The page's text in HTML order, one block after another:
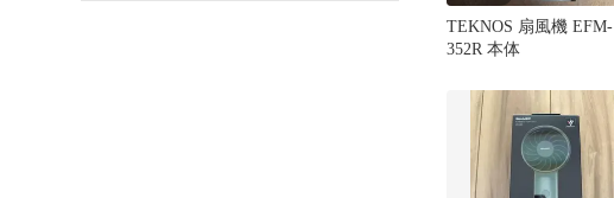
TEKNOS 扇風機 EFM-
352R 本体